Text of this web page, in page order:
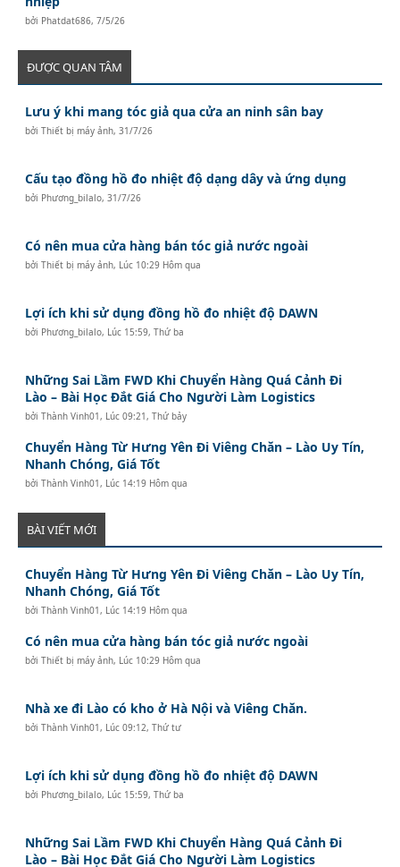
bởi Phatdat686,7/5/26
ĐƯỢC QUAN TÂM
Lưu ý khi mang tóc giả qua cửa an ninh sân bay
bởiThiết bị máy ảnh,31/7/26
Cấu tạo đồng hồ đo nhiệt độ dạng dây và ứng dụng
bởi Phương_bilalo,31/7/26
Có nên mua cửa hàng bán tóc giả nước ngoài
bởiThiết bị máy ảnh, Lúc 10:29 Hôm qua
Lợi ích khi sử dụng đồng hồ đo nhiệt độ DAWN
bởi Phương_bilalo, Lúc 15:59, Thứ ba
Những Sai Lầm FWD Khi Chuyển Hàng Quá Cảnh Đi
Lào – Bài Học Đắt Giá Cho Người Làm Logistics
bởiThành Vinh01 , Lúc 09:21, Thứ bảy
Chuyển Hàng Từ Hưng Yên Đi Viêng Chăn – Lào Uy Tín,
Nhanh Chóng, Giá Tốt
bởiThành Vinh01 , Lúc 14:19 Hôm qua
BÀI VIẾT MỚI
Chuyển Hàng Từ Hưng Yên Đi Viêng Chăn – Lào Uy Tín,
Nhanh Chóng, Giá Tốt
bởiThành Vinh01 , Lúc 14:19 Hôm qua
Có nên mua cửa hàng bán tóc giả nước ngoài
bởiThiết bị máy ảnh, Lúc 10:29 Hôm qua
Nhà xe đi Lào có kho ở Hà Nội và Viêng Chăn.
bởiThành Vinh01 , Lúc 09:12, Thứ tư
Lợi ích khi sử dụng đồng hồ đo nhiệt độ DAWN
bởi Phương_bilalo, Lúc 15:59, Thứ ba
Những Sai Lầm FWD Khi Chuyển Hàng Quá Cảnh Đi
Lào – Bài Học Đắt Giá Cho Người Làm Logistics